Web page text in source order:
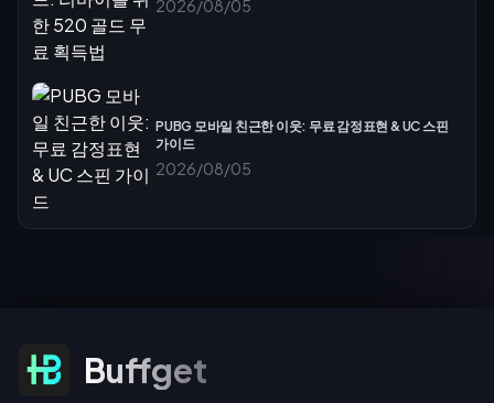
2026/08/05
PUBG 모바일 친근한 이웃: 무료 감정표현 & UC 스핀
가이드
2026/08/05
특가 구독 Buffget